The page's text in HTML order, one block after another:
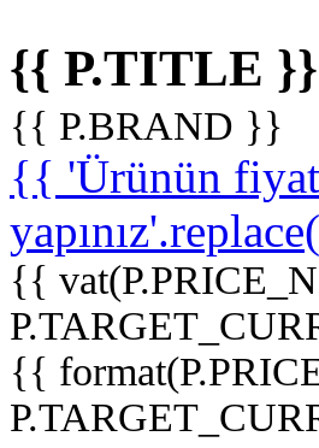
{{ P.TITLE }}
{{ P.BRAND }}
{{ 'Ürünün
{{
{{